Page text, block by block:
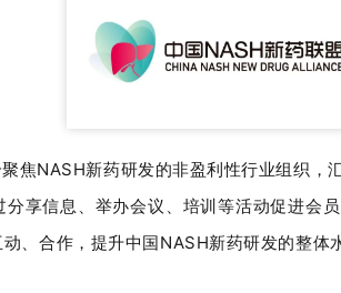
聚焦NASH新药研发的非盈利性行业组织，
享信息、举办会议、培训等活动促进会
、合作，提升中国NASH新药研发的整体